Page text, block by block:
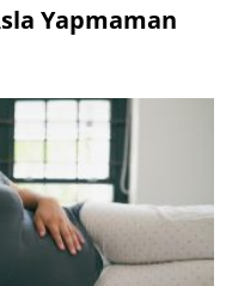
Yapmaman